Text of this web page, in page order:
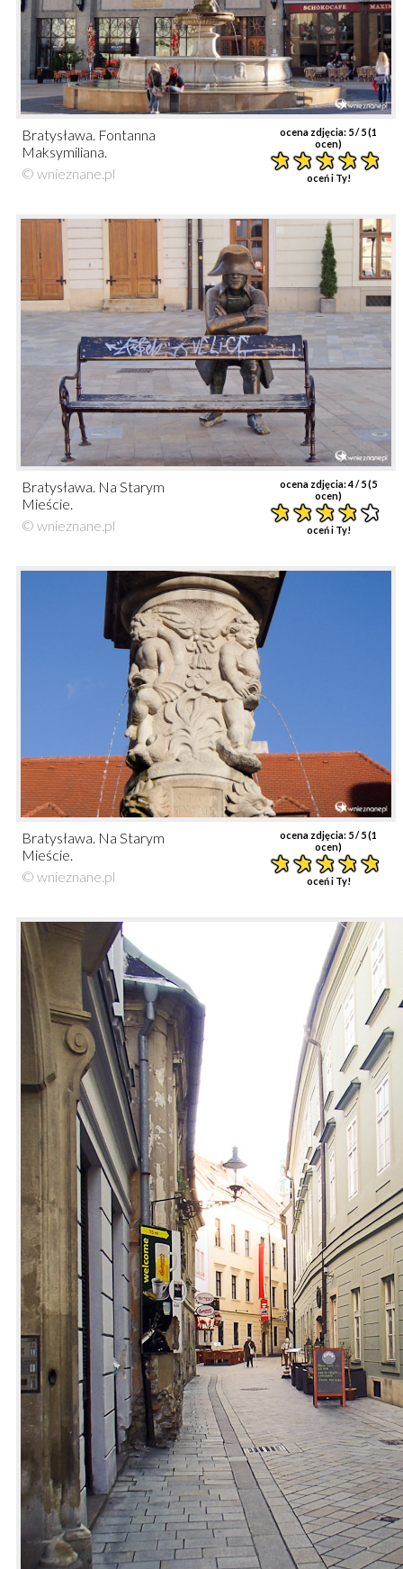
ocena zdjęcia: 5/ 5 (1
ocen)
oceń i Ty!
Bratysława. Fontanna
Maksymiliana.
© wnieznane.pl
ocena zdjęcia:4/ 5 (5
ocen)
oceń i Ty!
Bratysława. Na Starym
Mieście.
© wnieznane.pl
ocena zdjęcia: 5/ 5 (1
ocen)
oceń i Ty!
Bratysława. Na Starym
Mieście.
© wnieznane.pl